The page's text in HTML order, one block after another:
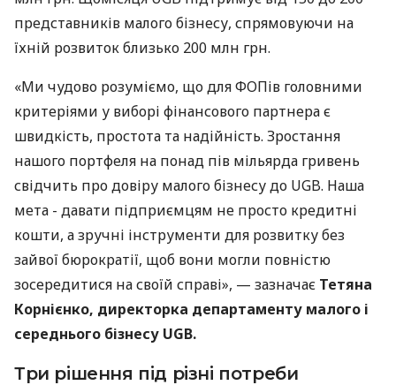
представників малого бізнесу, спрямовуючи на
їхній розвиток близько 200 млн грн.
«Ми чудово розуміємо, що для ФОПів головними
критеріями у виборі фінансового партнера є
швидкість, простота та надійність. Зростання
нашого портфеля на понад пів мільярда гривень
свідчить про довіру малого бізнесу до UGB. Наша
мета - давати підприємцям не просто кредитні
кошти, а зручні інструменти для розвитку без
зайвої бюрократії, щоб вони могли повністю
зосередитися на своїй справі», — зазначає Тетяна
Корнієнко, директорка департаменту малого і
середнього бізнесу UGB.
Три рішення під різні потреби